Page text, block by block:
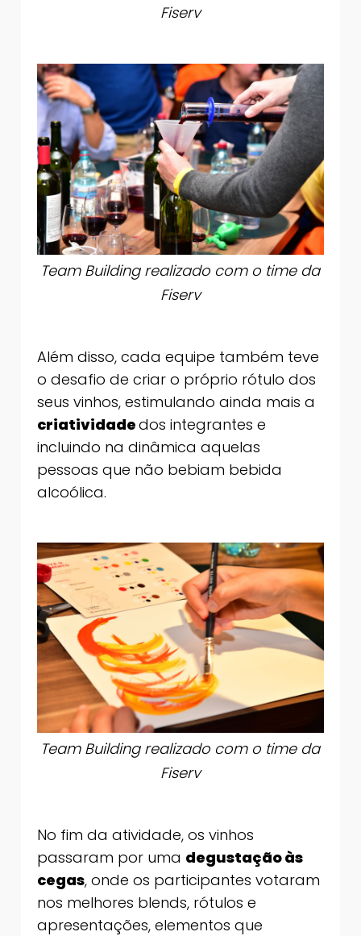
Fiserv
Team Building realizado com o time da
Fiserv
Além disso, cada equipe também teve
o desafio de criar o próprio rótulo dos
seus vinhos, estimulando ainda mais a
criatividadedos integrantes e
incluindo na dinâmica aquelas
pessoas que não bebiam bebida
alcoólica.
Team Building realizado com o time da
Fiserv
No fim da atividade, os vinhos
passaram por uma degustação às
cegas, onde os participantes votaram
nos melhores blends, rótulos e
apresentações, elementos que